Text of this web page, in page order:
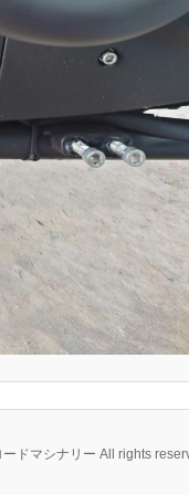
ドマシナリー All rights